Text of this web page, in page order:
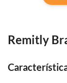
Remitly